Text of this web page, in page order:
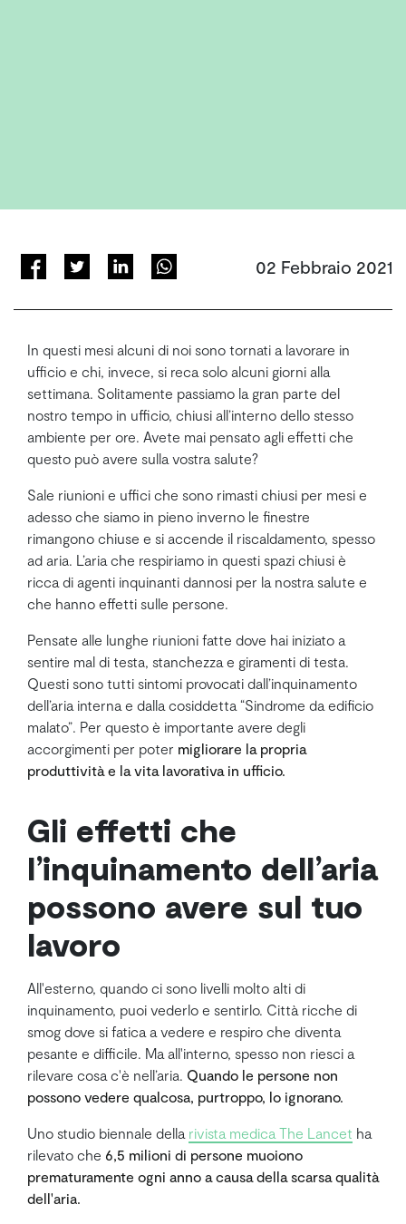
02 Febbraio 2021
In questi mesi alcuni di noi sono tornati a lavorare in
ufficio e chi, invece, si reca solo alcuni giorni alla
settimana. Solitamente passiamo la gran parte del
nostro tempo in ufficio, chiusi all’interno dello stesso
ambiente per ore. Avete mai pensato agli effetti che
questo può avere sulla vostra salute?
Sale riunioni e uffici che sono rimasti chiusi per mesi e
adesso che siamo in pieno inverno le finestre
rimangono chiuse e si accende il riscaldamento, spesso
ad aria. L’aria che respiriamo in questi spazi chiusi è
ricca di agenti inquinanti dannosi per la nostra salute e
che hanno effetti sulle persone.
Pensate alle lunghe riunioni fatte dove hai iniziato a
sentire mal di testa, stanchezza e giramenti di testa.
Questi sono tutti sintomi provocati dall’inquinamento
dell’aria interna e dalla cosiddetta “Sindrome da edificio
malato”. Per questo è importante avere degli
accorgimenti per poter migliorare la propria
produttività e la vita lavorativa in ufficio.
Gli effetti che
l’inquinamento dell’aria
possono avere sul tuo
lavoro
All'esterno, quando ci sono livelli molto alti di
inquinamento, puoi vederlo e sentirlo. Città ricche di
smog dove si fatica a vedere e respiro che diventa
pesante e difficile. Ma all'interno, spesso non riesci a
rilevare cosa c'è nell’aria. Quando le persone non
possono vedere qualcosa, purtroppo, lo ignorano.
Uno studio biennale della rivista medica The Lancet ha
rilevato che 6,5 milioni di persone muoiono
prematuramente ogni anno a causa della scarsa qualità
dell'aria.